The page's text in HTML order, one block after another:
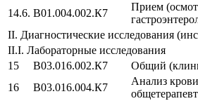
14.6. B01.004.002.К7
Прием
II. Диагностические исследования
II.I. Лабораторные исследования
15
B03.016.002.К7
Общий
16
B03.016.004.К7
Анализ